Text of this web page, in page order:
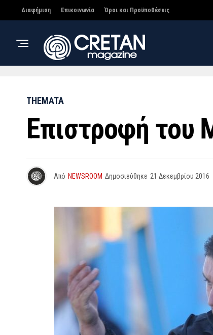
Διαφήμιση Επικοινωνία Όροι και Προϋποθέσεις
THEMATA
Επιστροφή του
Από NEWSROOM Δημοσιεύθηκε 21 Δεκεμβρίου 2016